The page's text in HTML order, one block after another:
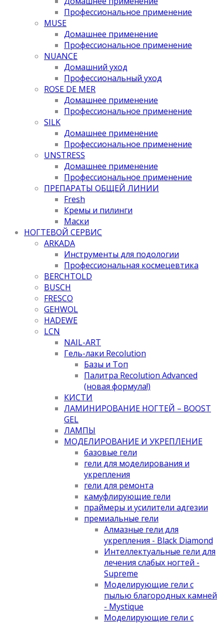
Профессиональное применение
MUSE
Домашнее применение
Профессиональное применение
NUANCE
Домашний уход
Профессиональный уход
ROSE DE MER
Домашнее применение
Профессиональное применение
SILK
Домашнее применение
Профессиональное применение
UNSTRESS
Домашнее применение
Профессиональное применение
ПРЕПАРАТЫ ОБЩЕЙ ЛИНИИ
Fresh
Кремы и пилинги
Маски
НОГТЕВОЙ СЕРВИС
ARKADA
Инструменты для подологии
Профессиональная космецевтика
BERCHTOLD
BUSCH
FRESCO
GEHWOL
HADEWE
LCN
NAIL-ART
Гель-лаки Recolution
Базы и Топ
Палитра Recolution Advanced
(новая формула!)
КИСТИ
ЛАМИНИРОВАНИЕ НОГТЕЙ – BOOST
GEL
ЛАМПЫ
МОДЕЛИРОВАНИЕ И УКРЕПЛЕНИЕ
базовые гели
гели для моделирования и
укрепления
гели для ремонта
камуфлирующие гели
праймеры и усилители адгезии
премиальные гели
Алмазные гели для
укрепления - Black Diamond
Интеллектуальные гели для
лечения слабых ногтей -
Supreme
Моделирующие гели с
пылью благородных камней
- Mystique
Моделирующие гели с